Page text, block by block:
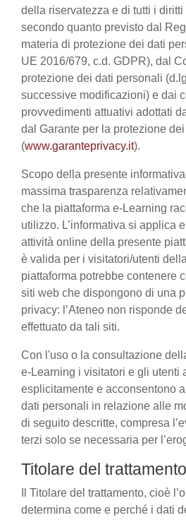
della riservatezza e di tutti i
secondo quanto previsto dal
materia di protezione dei dati
UE 2016/679, c.d. GDPR), dal
protezione dei dati personali
successive modificazioni) e dai
provvedimenti attuativi adottati
dal Garante per la protezione
(www.garanteprivacy.it).
Scopo della presente
massima trasparenza
che la piattaforma e-Learning
utilizzo. L’informativa si applica
attività online della presente
è valida per i visitatori/utenti
piattaforma potrebbe contenere
siti web che dispongono di una
privacy: l’Ateneo non risponde
effettuato da tali siti.
Con l'uso o la consultazione
e-Learning i visitatori e gli utenti
esplicitamente e acconsentono
dati personali in relazione alle
di seguito descritte, compresa
terzi solo se necessaria per
Titolare del trattamento
Il Titolare del trattamento, cioè
determina come e perché i dati